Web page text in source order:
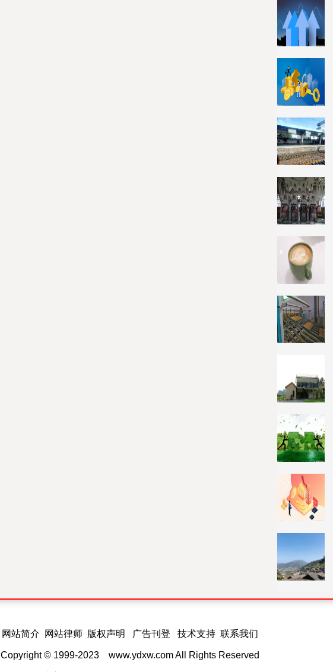
网站简介 网站律师 版权声明 广告刊登 技术支持 联系我们
Copyright © 1999-2023 www.ydxw.comAll Rights Reserved